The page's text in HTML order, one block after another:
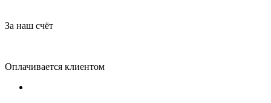
За наш счёт
Оплачивается клиентом